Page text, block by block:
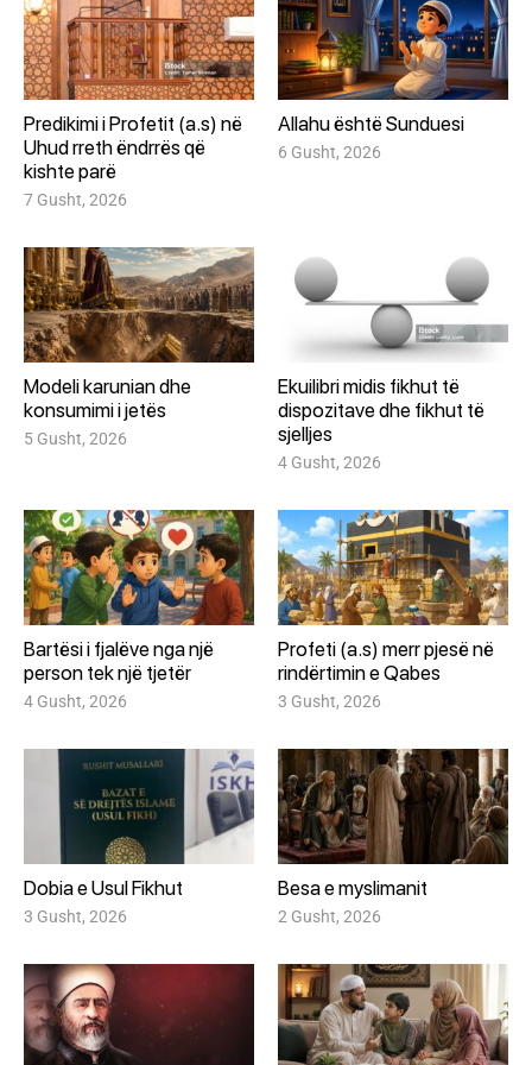
Predikimi i Profetit (a.s) në
Uhud rreth ëndrrës që
kishte parë
7 Gusht, 2026
Allahu është Sunduesi
6 Gusht, 2026
Modeli karunian dhe
konsumimi i jetës
5 Gusht, 2026
Ekuilibri midis fikhut të
dispozitave dhe fikhut të
sjelljes
4 Gusht, 2026
Bartësi i fjalëve nga një
person tek një tjetër
4 Gusht, 2026
Profeti (a.s) merr pjesë në
rindërtimin e Qabes
3 Gusht, 2026
Dobia e Usul Fikhut
3 Gusht, 2026
Besa e myslimanit
2 Gusht, 2026